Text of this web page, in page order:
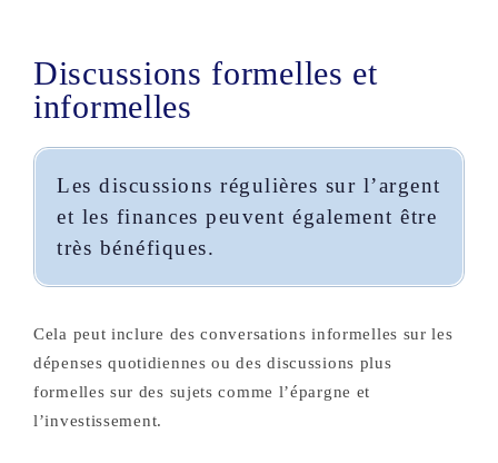
Discussions formelles et
informelles
Les discussions régulières sur l’argent
et les finances peuvent également être
très bénéfiques.
Cela peut inclure des conversations informelles sur les
dépenses quotidiennes ou des discussions plus
formelles sur des sujets comme l’épargne et
l’investissement.